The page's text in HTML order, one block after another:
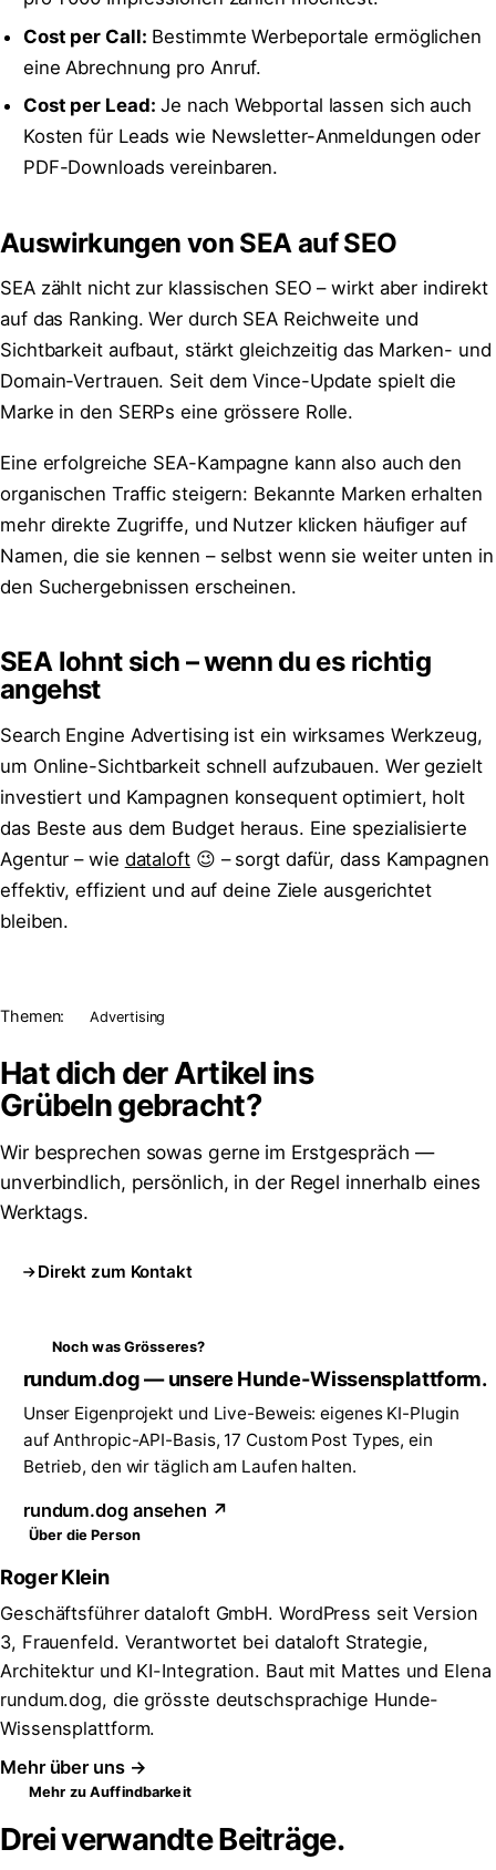
Cost per Call: Bestimmte Werbeportale ermöglichen
eine Abrechnung pro Anruf.
Cost per Lead: Je nach Webportal lassen sich auch
Kosten für Leads wie Newsletter-Anmeldungen oder
PDF-Downloads vereinbaren.
Auswirkungen von SEA auf SEO
SEA zählt nicht zur klassischen SEO – wirkt aber indirekt
auf das Ranking. Wer durch SEA Reichweite und
Sichtbarkeit aufbaut, stärkt gleichzeitig das Marken- und
Domain-Vertrauen. Seit dem Vince-Update spielt die
Marke in den SERPs eine grössere Rolle.
Eine erfolgreiche SEA-Kampagne kann also auch den
organischen Traffic steigern: Bekannte Marken erhalten
mehr direkte Zugriffe, und Nutzer klicken häufiger auf
Namen, die sie kennen – selbst wenn sie weiter unten in
den Suchergebnissen erscheinen.
SEA lohnt sich – wenn du es richtig
angehst
Search Engine Advertising ist ein wirksames Werkzeug,
um Online-Sichtbarkeit schnell aufzubauen. Wer gezielt
investiert und Kampagnen konsequent optimiert, holt
das Beste aus dem Budget heraus. Eine spezialisierte
Agentur – wie dataloft😉 – sorgt dafür, dass Kampagnen
effektiv, effizient und auf deine Ziele ausgerichtet
bleiben.
Themen: Advertising
Hat dich der Artikel ins
Grübelngebracht?
Wir besprechen sowas gerne im Erstgespräch —
unverbindlich, persönlich, in der Regel innerhalb eines
Werktags.
Direkt zum Kontakt
Noch was Grösseres?
rundum.dog — unsere Hunde-Wissensplattform.
Unser Eigenprojekt und Live-Beweis: eigenes KI-Plugin
auf Anthropic-API-Basis, 17 Custom Post Types, ein
Betrieb, den wir täglich am Laufen halten.
rundum.dog ansehen ↗
Über die Person
Roger Klein
Geschäftsführer dataloft GmbH. WordPress seit Version
3, Frauenfeld. Verantwortet bei dataloft Strategie,
Architektur und KI-Integration. Baut mit Mattes und Elena
rundum.dog, die grösste deutschsprachige Hunde-
Wissensplattform.
Mehr über uns →
Mehr zu Auffindbarkeit
Drei verwandte Beiträge.